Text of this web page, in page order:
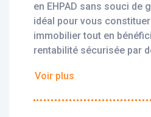
en EHPAD sans souci de
idéal pour vous
immobilier tout en
rentabilité sécurisée par
Voir plus